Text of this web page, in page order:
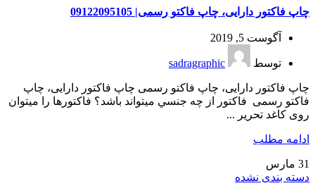
چاپ فاکتور دارایی، چاپ فاکتو رسمی| 09122095105
آگوست 5, 2019
توسط sadragraphic
چاپ فاکتور دارایی، چاپ فاکتو رسمی چاپ فاکتور دارایی، چاپ
فاکتو رسمی فاکتور از چه جنسي ميتواند باشد؟ فاکتورها را ميتوان
روی کاغد تحرير ...
ادامه مطلب
31 مارس
دسته بندی نشده